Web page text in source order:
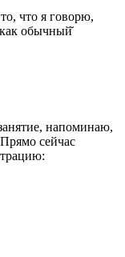
что я говорю,
обычный̆
напоминаю,
сейчас